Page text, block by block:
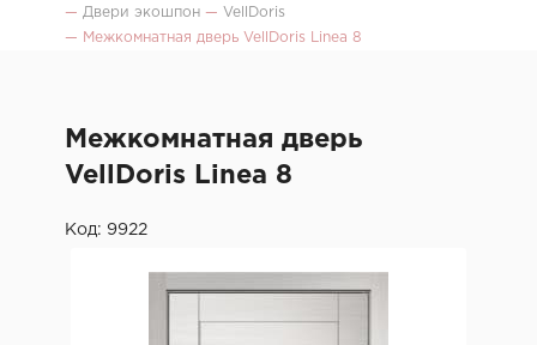
— Двери экошпон — VellDoris
—
Межкомнатная дверь VellDoris Linea 8
Межкомнатная дверь
VellDoris Linea 8
Код: 9922